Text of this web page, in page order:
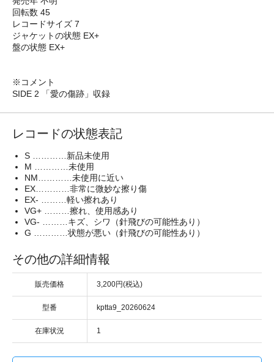
回転数 45
レコードサイズ 7
ジャケットの状態 EX+
盤の状態 EX+
※コメント
SIDE 2 「愛の傷跡」収録
レコードの状態表記
S …………新品未使用
M …………未使用
NM…………未使用に近い
EX…………非常に微妙な擦り傷
EX- ………軽い擦れあり
VG+ ………擦れ、使用感あり
VG- ………キズ、シワ（針飛びの可能性あり）
G …………状態が悪い（針飛びの可能性あり）
その他の詳細情報
販売価格 3,200円(税込)
型番 kptta9_20260624
在庫状況 1